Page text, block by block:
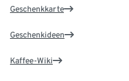
Geschenkkarte
Geschenkideen
Kaffee-Wiki